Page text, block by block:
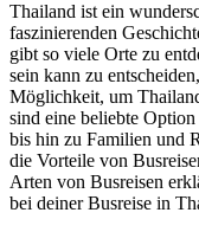
Thailand ist ein
faszinierenden
gibt so viele Orte zu
sein kann zu
Möglichkeit, um
sind eine beliebte
bis hin zu Familien und
die Vorteile von
Arten von Busreisen
bei deiner Busreise in